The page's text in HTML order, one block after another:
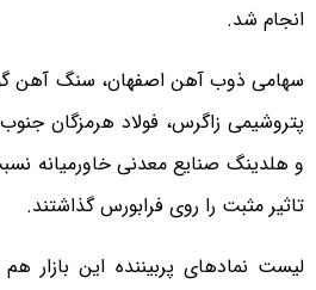
انجام شد.
سهامی ذوب آهن اصفهان، سنگ آهن
پتروشیمی زاگرس، فولاد هرمزگان
و هلدینگ صنایع معدنی خاورمیانه
تاثیر مثبت را روی فرابورس گذاشتند.
لیست نمادهای پربیننده این بازار